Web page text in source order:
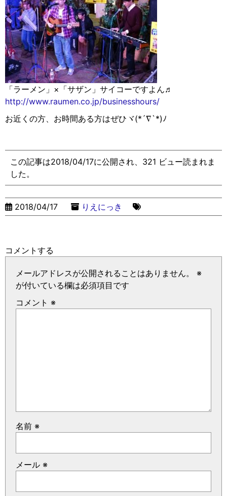
「ラーメン」×「サザン」サイコーですよん♬
http://www.raumen.co.jp/businesshours/
お近くの方、お時間ある方はぜひヾ(*´∇︎`*)ﾉ
この記事は2018/04/17に公開され、321 ビュー読まれま
した。
2018/04/17 りえにっき
コメントする
メールアドレスが公開されることはありません。
※
が付いている欄は必須項目です
コメント ※
名前 ※
メール ※